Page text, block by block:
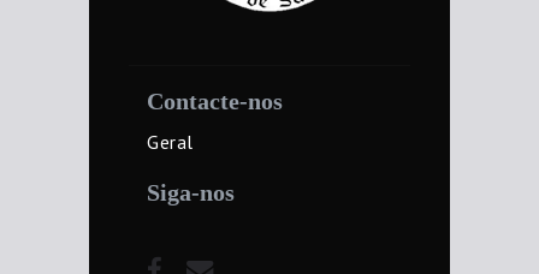
Contacte-nos
Geral
Siga-nos